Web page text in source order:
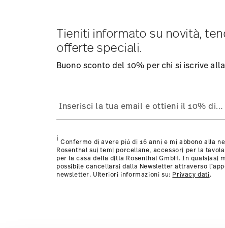
consegna per altri paesiqui.
Fornitore del servizio di spedizione: Spediamo con
Tracciabilità Riceverete un codice di tracciamento
Resi:Per i resi, si prega di utilizzare il nostroservizio
Tieniti informato su novità,
offerte speciali.
Buono sconto del 10% per chi si iscrive
i Confermo di avere piú di 16 anni e mi abbono alla
Rosenthal sui temi porcellane, accessori per la
per la casa della ditta Rosenthal GmbH. In qualsiasi
possibile cancellarsi dalla Newsletter attraverso
newsletter. Ulteriori informazioni su: Privacy dati.